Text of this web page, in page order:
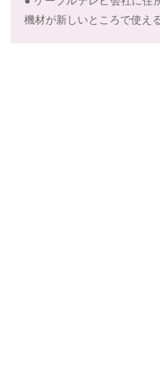
機材が新しいところで使え